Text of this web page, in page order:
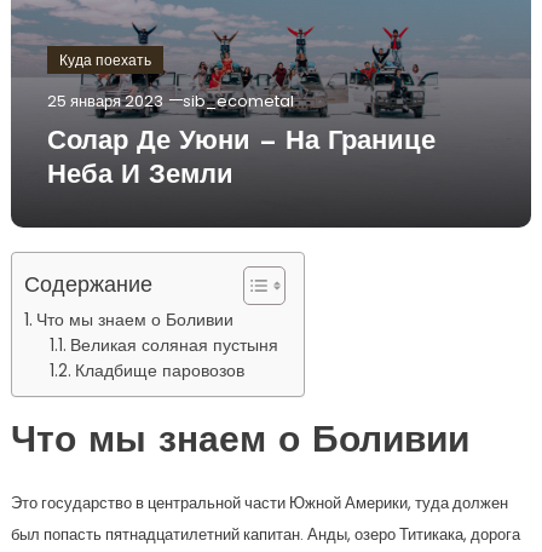
Куда поехать
25 января 2023 sib_ecometal
Солар Де Уюни — На Границе
Неба И Земли
Содержание
Что мы знаем о Боливии
Великая соляная пустыня
Кладбище паровозов
Что мы знаем о Боливии
Это государство в центральной части Южной Америки, туда должен
был попасть пятнадцатилетний капитан. Анды, озеро Титикака, дорога